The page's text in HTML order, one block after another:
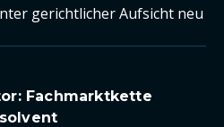
gerichtlicher Aufsicht neu
Fachmarktkette